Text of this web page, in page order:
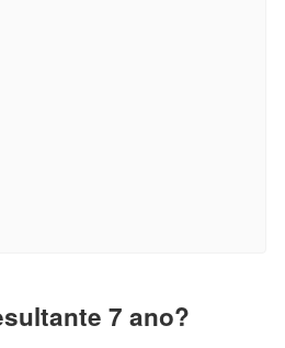
7 ano?